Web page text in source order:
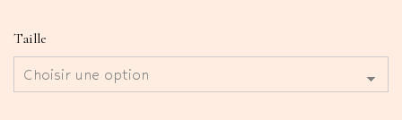
Taille